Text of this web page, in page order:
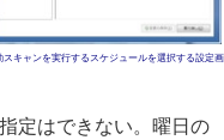
スキャンを実行するスケジュールを選択する設定画
定はできない。曜日の